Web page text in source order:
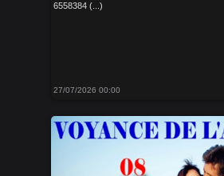
6558384 (...)
27/07/2026 00:00